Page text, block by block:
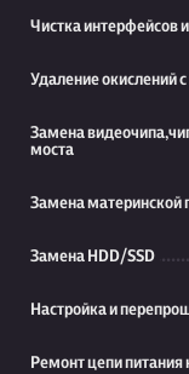
Чистка интерфейсов
Удаление окислений
Замена
моста
Замена материнской
Замена HDD/SSD
Настройка и
Ремонт цепи питания